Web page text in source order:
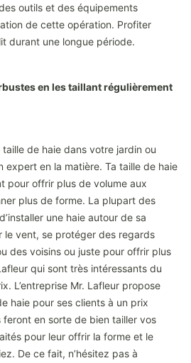
outils et des équipements
de cette opération. Profiter
durant une longue période.
en les taillant régulièrement
de haie dans votre jardin ou
en la matière. Ta taille de haie
pour offrir plus de volume aux
plus de forme. La plupart des
une haie autour de sa
le vent, se protéger des regards
des voisins ou juste pour offrir plus
qui sont très intéressants du
L’entreprise Mr. Lafleur propose
haie pour ses clients à un prix
en sorte de bien tailler vos
pour leur offrir la forme et le
De ce fait, n’hésitez pas à